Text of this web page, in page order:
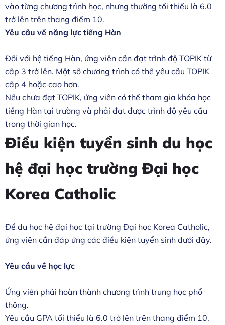
vào từng chương trình học, nhưng thường tối thiểu là 6.0
trở lên trên thang điểm 10.
Yêu cầu về năng lực tiếng Hàn
Đối với hệ tiếng Hàn, ứng viên cần đạt trình độ TOPIK từ
cấp 3 trở lên. Một số chương trình có thể yêu cầu TOPIK
cấp 4 hoặc cao hơn.
Nếu chưa đạt TOPIK, ứng viên có thể tham gia khóa học
tiếng Hàn tại trường và phải đạt được trình độ yêu cầu
trong thời gian học.
Điều kiện tuyển sinh du học
hệ đại học trường Đại học
Korea Catholic
Để du học hệ đại học tại trường Đại học Korea Catholic,
ứng viên cần đáp ứng các điều kiện tuyển sinh dưới đây.
Yêu cầu về học lực
Ứng viên phải hoàn thành chương trình trung học phổ
thông.
Yêu cầu GPA tối thiểu là 6.0 trở lên trên thang điểm 10.